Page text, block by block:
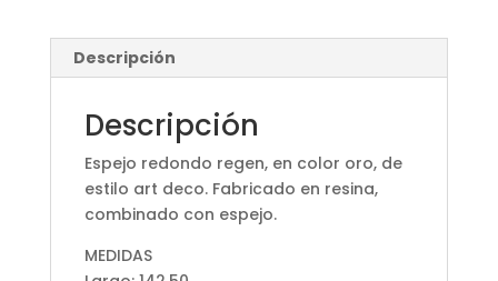
Descripción
Descripción
Espejo redondo regen, en color oro, de
estilo art deco. Fabricado en resina,
combinado con espejo.
MEDIDAS